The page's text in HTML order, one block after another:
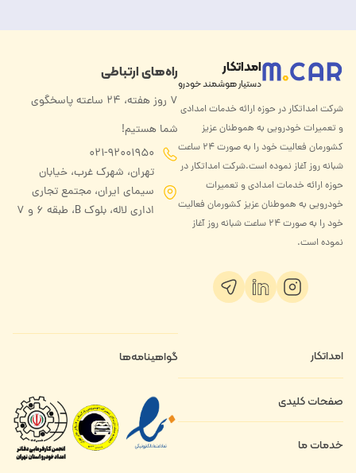
امداتکار
دستیار هوشمند خودرو
شرکت امداتکار در حوزه ارائه خدمات امدادی
و تعمیرات خودرویی به هموطنان عزیز
کشورمان فعالیت خود را به صورت ۲۴ ساعت
شبانه روز آغاز نموده است.شرکت امداتکار در
حوزه ارائه خدمات امدادی و تعمیرات
خودرویی به هموطنان عزیز کشورمان فعالیت
خود را به صورت ۲۴ ساعت شبانه روز آغاز
نموده است.
راه‌های ارتباطی
۷ روز هفته، ۲۴ ساعته پاسخگوی
شما هستیم!
021-92001950
تهران، شهرک غرب، خیابان
سیمای ایران، مجتمع تجاری
اداری لاله، بلوک B، طبقه ۶ و 7
امداتکار
درباره ما
تماس با ما
ثبت‌نام امدادگر
صفحات کلیدی
قوانین و مقررات
خدمات ما
گواهینامه‌ها